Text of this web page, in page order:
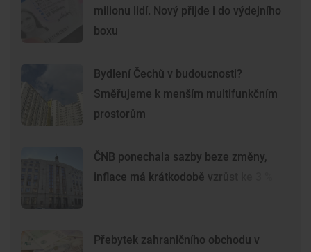
milionu lidí. Nový přijde i do výdejního
boxu
Bydlení Čechů v budoucnosti?
Směřujeme k menším multifunkčním
prostorům
ČNB ponechala sazby beze změny,
inflace má krátkodobě vzrůst ke 3 %
Přebytek zahraničního obchodu v